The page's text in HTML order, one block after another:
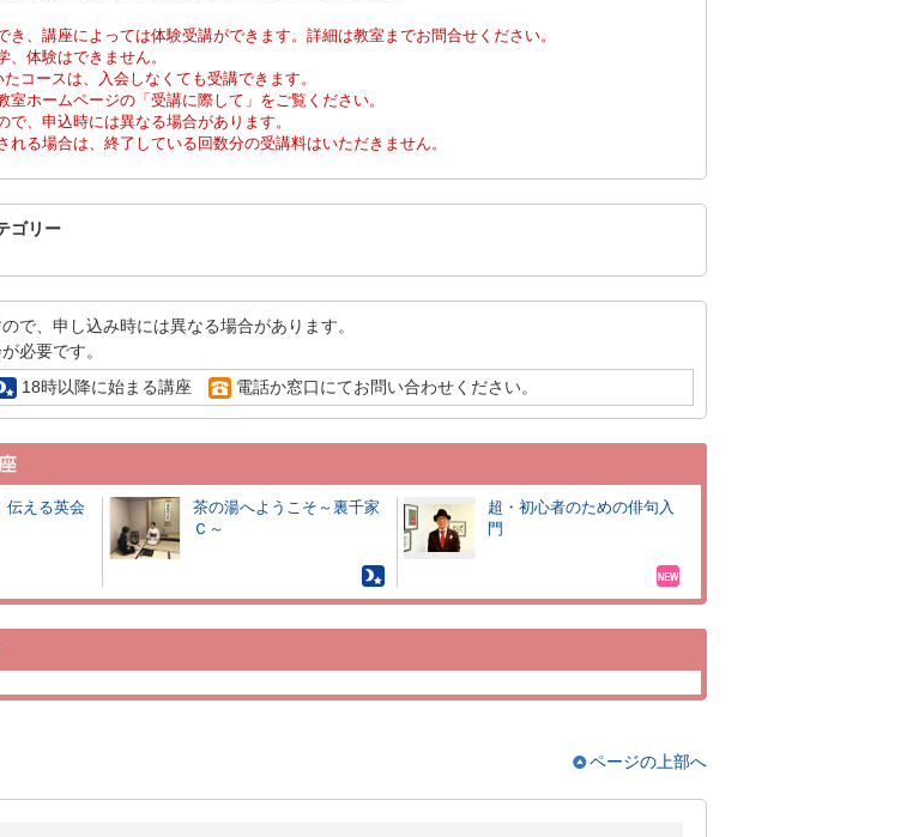
き、講座によっては体験受講ができます。詳細は教室までお問合せください。
体験はできません。
コースは、入会しなくても受講できます。
室ホームページの「受講に際して」をご覧ください。
で、申込時には異なる場合があります。
れる場合は、終了している回数分の受講料はいただきません。
ゴリー
で、申し込み時には異なる場合があります。
必要です。
18時以降に始まる講座 電話か窓口にてお問い合わせください。
伝える英会
茶の湯へようこそ～裏千家
Ｃ～
超・初心者のための俳句入
門
ページの上部へ